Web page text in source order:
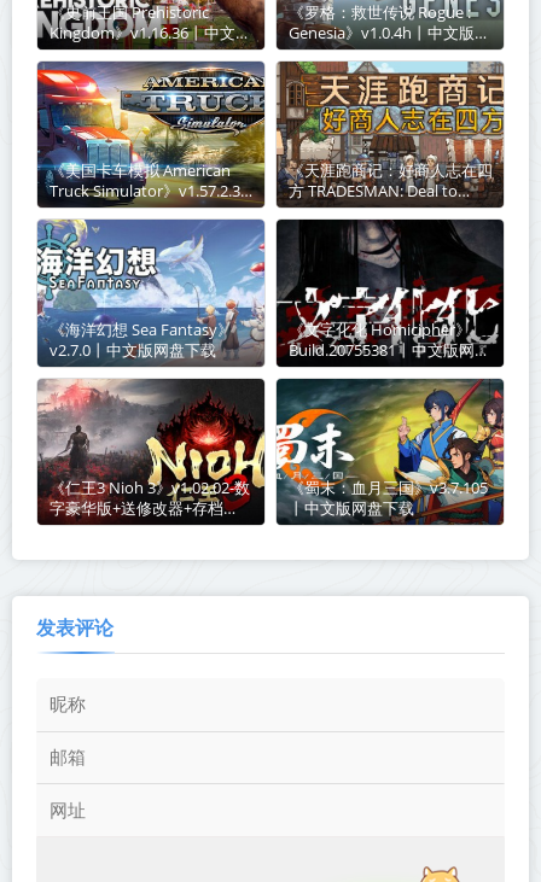
《史前王国 Prehistoric
Kingdom》v1.16.36丨中文版
网盘下载
《罗格：救世传说 Rogue :
Genesia》v1.0.4h丨中文版网
盘下载
《美国卡车模拟 American
Truck Simulator》v1.57.2.3-
全DLC【单机+联机】丨中文
版网盘下载
《天涯跑商记：好商人志在四
方 TRADESMAN: Deal to
Dealer》Build.21003541丨中
文版网盘下载
《海洋幻想 Sea Fantasy》
v2.7.0丨中文版网盘下载
《文字化化 Homicipher》
Build.20755381丨中文版网盘
下载
《仁王3 Nioh 3》v1.02.02-数
字豪华版+送修改器+存档
【单机+联机】丨中文版网盘
《蜀末：血月三国》v3.7.105
丨中文版网盘下载
发表评论